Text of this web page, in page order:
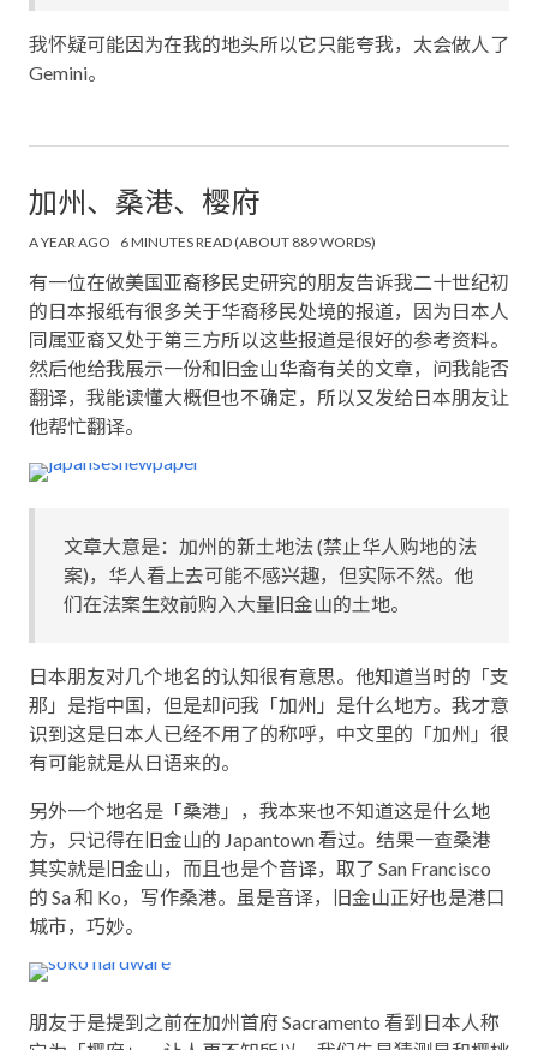
我怀疑可能因为在我的地头所以它只能夸我，太会做人了
Gemini。
加州、桑港、樱府
A YEAR AGO 6 MINUTES READ (ABOUT 889 WORDS)
有一位在做美国亚裔移民史研究的朋友告诉我二十世纪初
的日本报纸有很多关于华裔移民处境的报道，因为日本人
同属亚裔又处于第三方所以这些报道是很好的参考资料。
然后他给我展示一份和旧金山华裔有关的文章，问我能否
翻译，我能读懂大概但也不确定，所以又发给日本朋友让
他帮忙翻译。
文章大意是：加州的新土地法 (禁止华人购地的法
案)，华人看上去可能不感兴趣，但实际不然。他
们在法案生效前购入大量旧金山的土地。
日本朋友对几个地名的认知很有意思。他知道当时的「支
那」是指中国，但是却问我「加州」是什么地方。我才意
识到这是日本人已经不用了的称呼，中文里的「加州」很
有可能就是从日语来的。
另外一个地名是「桑港」，我本来也不知道这是什么地
方，只记得在旧金山的 Japantown 看过。结果一查桑港
其实就是旧金山，而且也是个音译，取了 San Francisco
的 Sa 和 Ko，写作桑港。虽是音译，旧金山正好也是港口
城市，巧妙。
朋友于是提到之前在加州首府 Sacramento 看到日本人称